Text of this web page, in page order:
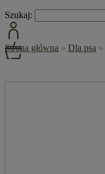
Szukaj:
Strona główna » Dla psa »